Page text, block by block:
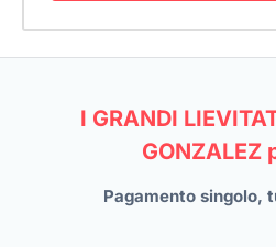
I GRANDI
GONZALEZ
Pagamento singolo,